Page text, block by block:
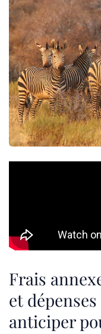
Frais
et
anticiper